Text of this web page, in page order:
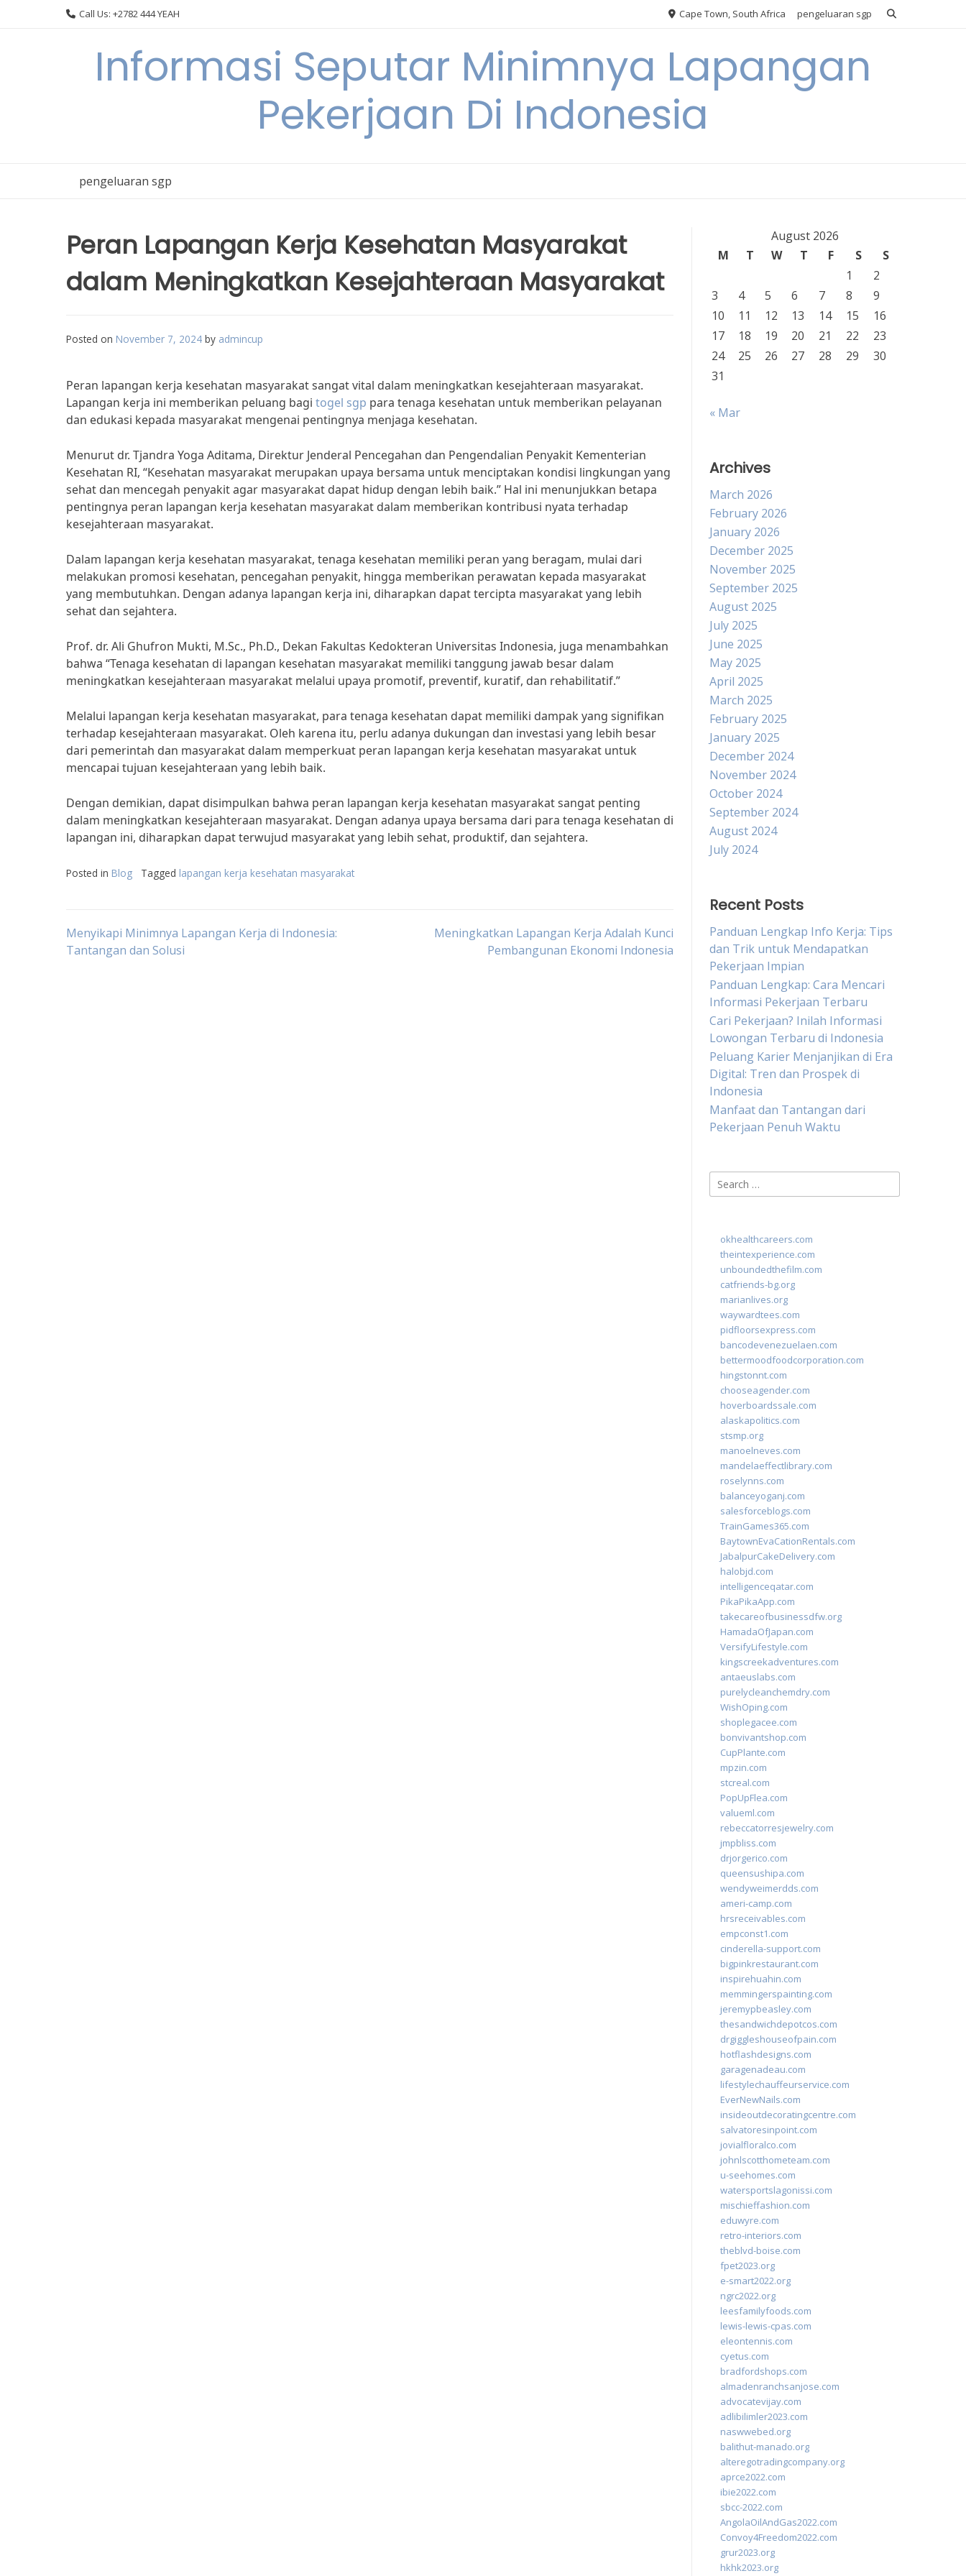
Call Us: +2782 444 YEAH Cape Town, South Africa pengeluaran sgp
Informasi Seputar Minimnya Lapangan
Pekerjaan Di Indonesia
pengeluaran sgp
Peran Lapangan Kerja Kesehatan Masyarakat
dalam Meningkatkan Kesejahteraan Masyarakat
Posted on November 7, 2024 by admincup
Peran lapangan kerja kesehatan masyarakat sangat vital dalam meningkatkan kesejahteraan masyarakat.
Lapangan kerja ini memberikan peluang bagi togel sgp para tenaga kesehatan untuk memberikan pelayanan
dan edukasi kepada masyarakat mengenai pentingnya menjaga kesehatan.
Menurut dr. Tjandra Yoga Aditama, Direktur Jenderal Pencegahan dan Pengendalian Penyakit Kementerian
Kesehatan RI, “Kesehatan masyarakat merupakan upaya bersama untuk menciptakan kondisi lingkungan yang
sehat dan mencegah penyakit agar masyarakat dapat hidup dengan lebih baik.” Hal ini menunjukkan betapa
pentingnya peran lapangan kerja kesehatan masyarakat dalam memberikan kontribusi nyata terhadap
kesejahteraan masyarakat.
Dalam lapangan kerja kesehatan masyarakat, tenaga kesehatan memiliki peran yang beragam, mulai dari
melakukan promosi kesehatan, pencegahan penyakit, hingga memberikan perawatan kepada masyarakat
yang membutuhkan. Dengan adanya lapangan kerja ini, diharapkan dapat tercipta masyarakat yang lebih
sehat dan sejahtera.
Prof. dr. Ali Ghufron Mukti, M.Sc., Ph.D., Dekan Fakultas Kedokteran Universitas Indonesia, juga menambahkan
bahwa “Tenaga kesehatan di lapangan kesehatan masyarakat memiliki tanggung jawab besar dalam
meningkatkan kesejahteraan masyarakat melalui upaya promotif, preventif, kuratif, dan rehabilitatif.”
Melalui lapangan kerja kesehatan masyarakat, para tenaga kesehatan dapat memiliki dampak yang signifikan
terhadap kesejahteraan masyarakat. Oleh karena itu, perlu adanya dukungan dan investasi yang lebih besar
dari pemerintah dan masyarakat dalam memperkuat peran lapangan kerja kesehatan masyarakat untuk
mencapai tujuan kesejahteraan yang lebih baik.
Dengan demikian, dapat disimpulkan bahwa peran lapangan kerja kesehatan masyarakat sangat penting
dalam meningkatkan kesejahteraan masyarakat. Dengan adanya upaya bersama dari para tenaga kesehatan di
lapangan ini, diharapkan dapat terwujud masyarakat yang lebih sehat, produktif, dan sejahtera.
Posted in Blog Tagged lapangan kerja kesehatan masyarakat
Post
Menyikapi Minimnya Lapangan Kerja di Indonesia:
Tantangan dan Solusi
Meningkatkan Lapangan Kerja Adalah Kunci
Pembangunan Ekonomi Indonesia
August 2026
M
T W T F S
S
1
2
3
4 5 6 7 8
9
10
11 12 13 14 15
16
17
18 19 20 21 22
23
24
25 26 27 28 29
30
31
« Mar
Archives
March 2026
February 2026
January 2026
December 2025
November 2025
September 2025
August 2025
July 2025
June 2025
May 2025
April 2025
March 2025
February 2025
January 2025
December 2024
November 2024
October 2024
September 2024
August 2024
July 2024
Recent Posts
Panduan Lengkap Info Kerja: Tips
dan Trik untuk Mendapatkan
Pekerjaan Impian
Panduan Lengkap: Cara Mencari
Informasi Pekerjaan Terbaru
Cari Pekerjaan? Inilah Informasi
Lowongan Terbaru di Indonesia
Peluang Karier Menjanjikan di Era
Digital: Tren dan Prospek di
Indonesia
Manfaat dan Tantangan dari
Pekerjaan Penuh Waktu
Search
for:
okhealthcareers.com
theintexperience.com
unboundedthefilm.com
catfriends-bg.org
marianlives.org
waywardtees.com
pidfloorsexpress.com
bancodevenezuelaen.com
bettermoodfoodcorporation.com
hingstonnt.com
chooseagender.com
hoverboardssale.com
alaskapolitics.com
stsmp.org
manoelneves.com
mandelaeffectlibrary.com
roselynns.com
balanceyoganj.com
salesforceblogs.com
TrainGames365.com
BaytownEvaCationRentals.com
JabalpurCakeDelivery.com
halobjd.com
intelligenceqatar.com
PikaPikaApp.com
takecareofbusinessdfw.org
HamadaOfJapan.com
VersifyLifestyle.com
kingscreekadventures.com
antaeuslabs.com
purelycleanchemdry.com
WishOping.com
shoplegacee.com
bonvivantshop.com
CupPlante.com
mpzin.com
stcreal.com
PopUpFlea.com
valueml.com
rebeccatorresjewelry.com
jmpbliss.com
drjorgerico.com
queensushipa.com
wendyweimerdds.com
ameri-camp.com
hrsreceivables.com
empconst1.com
cinderella-support.com
bigpinkrestaurant.com
inspirehuahin.com
memmingerspainting.com
jeremypbeasley.com
thesandwichdepotcos.com
drgiggleshouseofpain.com
hotflashdesigns.com
garagenadeau.com
lifestylechauffeurservice.com
EverNewNails.com
insideoutdecoratingcentre.com
salvatoresinpoint.com
jovialfloralco.com
johnlscotthometeam.com
u-seehomes.com
watersportslagonissi.com
mischieffashion.com
eduwyre.com
retro-interiors.com
theblvd-boise.com
fpet2023.org
e-smart2022.org
ngrc2022.org
leesfamilyfoods.com
lewis-lewis-cpas.com
eleontennis.com
cyetus.com
bradfordshops.com
almadenranchsanjose.com
advocatevijay.com
adlibilimler2023.com
naswwebed.org
balithut-manado.org
alteregotradingcompany.org
aprce2022.com
ibie2022.com
sbcc-2022.com
AngolaOilAndGas2022.com
Convoy4Freedom2022.com
grur2023.org
hkhk2023.org